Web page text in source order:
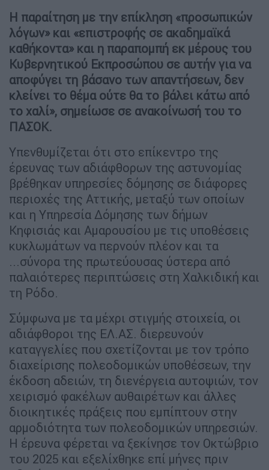
Η παραίτηση με την επίκληση «προσωπικών
λόγων» και «επιστροφής σε ακαδημαϊκά
καθήκοντα» και η παραπομπή εκ μέρους του
Κυβερνητικού Εκπροσώπου σε αυτήν για να
αποφύγει τη βάσανο των απαντήσεων, δεν
κλείνει το θέμα ούτε θα το βάλει κάτω από
το χαλί», σημείωσε σε ανακοίνωσή του το
ΠΑΣΟΚ.
Υπενθυμίζεται ότι στο επίκεντρο της
έρευνας των αδιάφθορων της αστυνομίας
βρέθηκαν υπηρεσίες δόμησης σε διάφορες
περιοχές της Αττικής, μεταξύ των οποίων
και η Υπηρεσία Δόμησης των δήμων
Κηφισιάς και Αμαρουσίου με τις υποθέσεις
κυκλωμάτων να περνούν πλέον και τα
...σύνορα της πρωτεύουσας ύστερα από
παλαιότερες περιπτώσεις στη Χαλκιδική και
τη Ρόδο.
Σύμφωνα με τα μέχρι στιγμής στοιχεία, οι
αδιάφθοροι της ΕΛ.ΑΣ. διερευνούν
καταγγελίες που σχετίζονται με τον τρόπο
διαχείρισης πολεοδομικών υποθέσεων, την
έκδοση αδειών, τη διενέργεια αυτοψιών, τον
χειρισμό φακέλων αυθαιρέτων και άλλες
διοικητικές πράξεις που εμπίπτουν στην
αρμοδιότητα των πολεοδομικών υπηρεσιών.
Η έρευνα φέρεται να ξεκίνησε τον Οκτώβριο
του 2025 και εξελίχθηκε επί μήνες πριν